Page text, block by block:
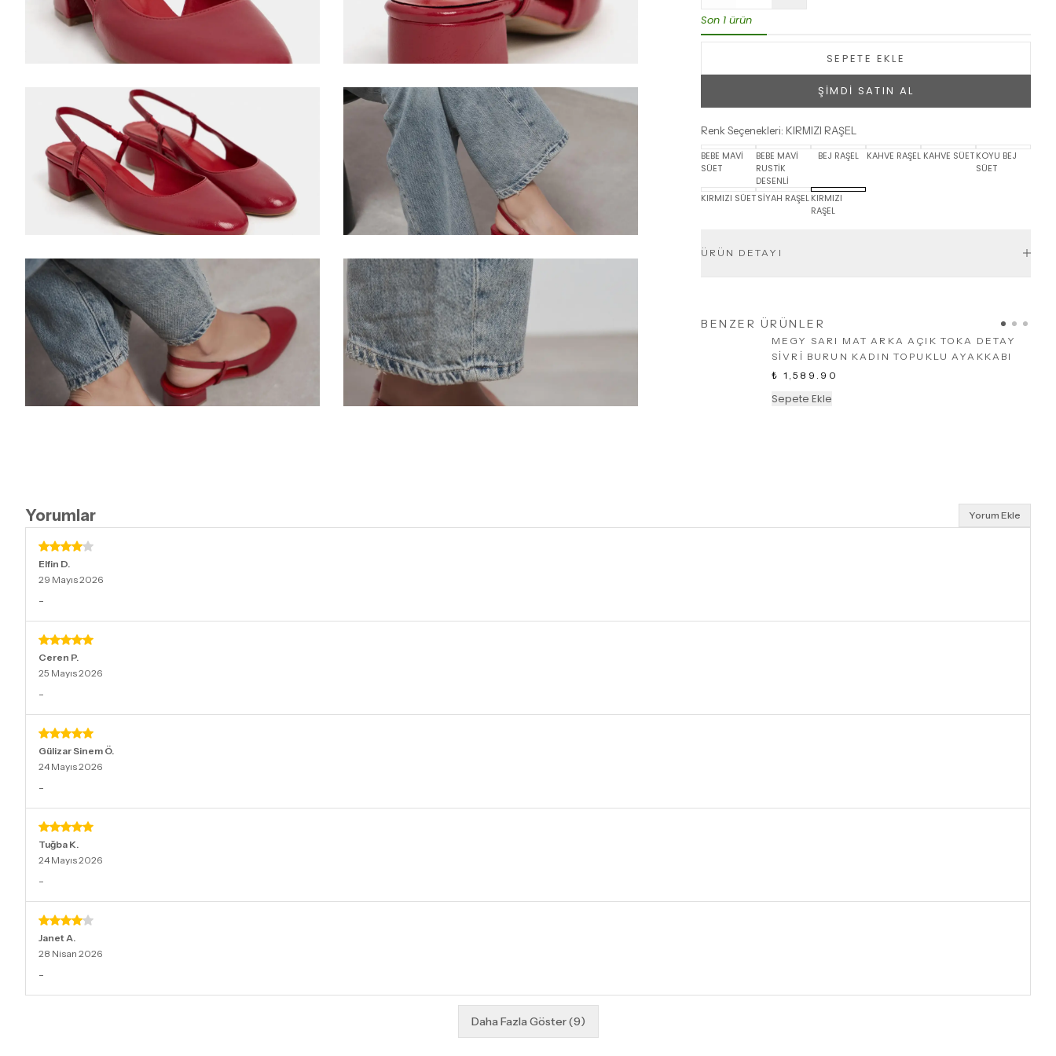
Son 1 ürün
SEPETE EKLE
ŞİMDİ SATIN AL
Renk Seçenekleri: KIRMIZI RAŞEL
BEBE MAVİ
SÜET
BEBE MAVİ
RUSTİK
DESENLİ
BEJ RAŞEL KAHVE RAŞEL KAHVE SÜET KOYU BEJ
SÜET
KIRMIZI SÜETSİYAH RAŞELKIRMIZI
RAŞEL
ÜRÜN DETAYI
BENZER ÜRÜNLER
MEGY SARI MAT ARKA AÇIK TOKA DETAY
SİVRİ BURUN KADIN TOPUKLU AYAKKABI
₺ 1,589.90
Sepete Ekle
Yorumlar Yorum Ekle
Elfin D.
29 Mayıs 2026
-
Ceren P.
25 Mayıs 2026
-
Gülizar Sinem Ö.
24 Mayıs 2026
-
Tuğba K.
24 Mayıs 2026
-
Janet A.
28 Nisan 2026
-
Daha Fazla Göster(9)